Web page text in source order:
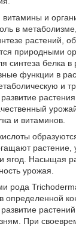
и
в
растений,
природными
синтеза белка в
функции в
и
и витаминов.
растение,
ягод. Насыщая
урожая.
рода
определенной
При